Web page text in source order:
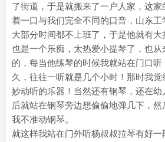
了街道，于是就搬来了一户人家，这
着一口与我们完全不同的口音，山东
大部分时间都不上班了，于是他就有
也是一个乐痴，太热爱小提琴了，也
的，每当他练琴的时候我就站在门口
久，往往一听就是几个小时！那时我
妙动听的乐器！当然还有钢琴，还在
后就站在钢琴旁边想偷偷地弹几下，
我不准动钢琴。
就这样我站在门外听杨叔叔拉琴有好